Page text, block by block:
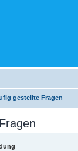
gestellte Fragen